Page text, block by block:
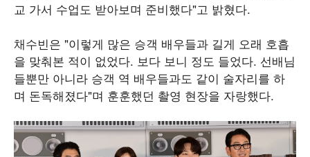
교 가서 수업도 받아보며 준비했다"고 밝혔다.
채수빈은 "이렇게 많은 승객 배우들과 길게 오래 호흡
을 맞춰본 적이 없었다. 보다 보니 정도 들었다. 선배님
들뿐만 아니라 승객 역 배우들과도 같이 술자리를 하
며 돈독해졌다"며 훈훈했던 촬영 현장을 자랑했다.